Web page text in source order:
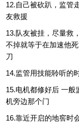
12.自己被砍趴，监管
友救援
13.队友被挂，尽量救
不掉就等于在加速他
刀
14.监管用技能聆听的
15.电机都修好后 一
机旁边那个门
16.靠近开启的地窖时